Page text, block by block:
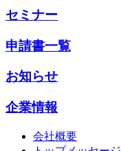
セミナー
申請書一覧
お知らせ
企業情報
会社概要